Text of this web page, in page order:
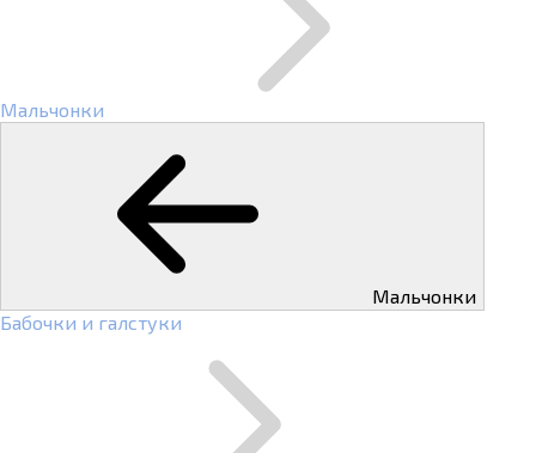
Мальчонки
Мальчонки
Бабочки и галстуки